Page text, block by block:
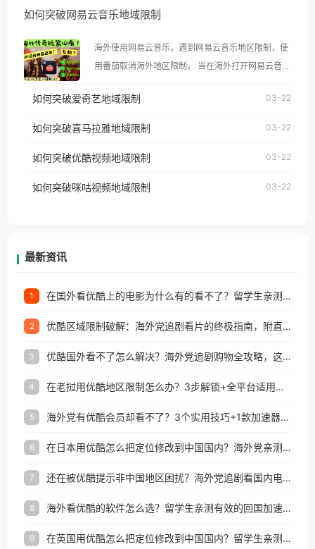
示语。 海外用户如香港、澳门、台湾、美国、加拿
像其他音乐平台一样，出现地区及版权限制问题，且
仅能在中国大陆地区播放。 遇到这个问题的朋友们，
台湾、美国、加拿大、澳大利亚、欧洲等国家和地区
权限制所困扰。
如何突破网易云音乐地域限制
海外使用网易云音乐，遇到网易云音乐地区限制，使
用番茄取消海外地区限制。 当在海外打开网易云音
播放”的提示语。 海外用户如香港、澳门、台湾、美
制问题，且仅能在中国大陆地区播放。 遇到这个问题
户收听网易云音乐地区版权限制」的问题，无论人在
如何突破爱奇艺地域限制 03-22
如何突破喜马拉雅地域限制 03-22
如何突破优酷视频地域限制 03-22
如何突破咪咕视频地域限制 03-22
最新资讯
1 在国外看优酷上的电影为什么有的看不了？留学生亲测有效的回国加速方案
2 优酷区域限制破解：海外党追剧看片的终极指南，附直播欧冠+1905电影网解决方案
3 优酷国外看不了怎么解决？海外党追剧购物全攻略，这招亲测有效！
4 在老挝用优酷地区限制怎么办？3步解锁+全平台适用的回国加速器指南
5 海外党有优酷会员却看不了？3个实用技巧+1款加速器解决追剧&金融APP难题
6 在日本用优酷怎么把定位修改到中国国内？海外党亲测有效的回国加速指南
7 还在被优酷提示非中国地区困扰？海外党追剧看国内电影的正确打开方式
8 海外看优酷的软件怎么选？留学生亲测有效的回国加速方案
9 在英国用优酷怎么把定位修改到中国国内？留学生亲测有效的回国加速方案